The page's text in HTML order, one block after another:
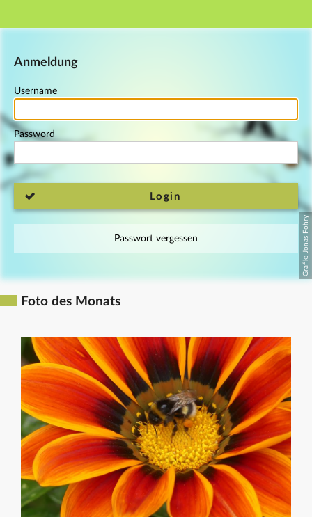
Main navigation
Anmeldung
Username
Password
Login
Passwort vergessen
Foto des Monats